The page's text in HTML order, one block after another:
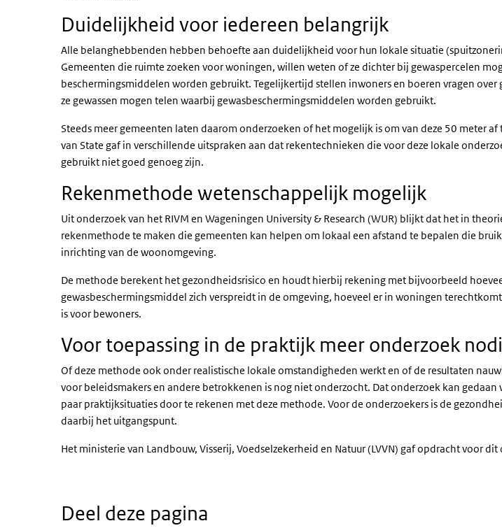
Duidelijkheid voor iedereen belangrijk
Alle belanghebbenden hebben behoefte aan duidelijkheid voor hun lokale situatie
Gemeenten die ruimte zoeken voor woningen, willen weten of ze dichter bij gewaspercelen
beschermingsmiddelen worden gebruikt. Tegelijkertijd stellen inwoners en boeren vragen over
ze gewassen mogen telen waarbij gewasbeschermingsmiddelen worden gebruikt.
Steeds meer gemeenten laten daarom onderzoeken of het mogelijk is om van deze 50 meter af
van State gaf in verschillende uitspraken aan dat rekentechnieken die voor deze lokale
gebruikt niet goed genoeg zijn.
Rekenmethode wetenschappelijk mogelijk
Uit onderzoek van het RIVM en Wageningen University & Research (WUR) blijkt dat het in
rekenmethode te maken die gemeenten kan helpen om lokaal een afstand te bepalen die
inrichting van de woonomgeving.
De methode berekent het gezondheidsrisico en houdt hierbij rekening met bijvoorbeeld
gewasbeschermingsmiddel zich verspreidt in de omgeving, hoeveel er in woningen
is voor bewoners.
Voor toepassing in de praktijk meer onderzoek
Of deze methode ook onder realistische lokale omstandigheden werkt en of de resultaten
voor beleidsmakers en andere betrokkenen is nog niet onderzocht. Dat onderzoek kan gedaan
paar praktijksituaties door te rekenen met deze methode. Voor de onderzoekers is de
daarbij het uitgangspunt.
Het ministerie van Landbouw, Visserij, Voedselzekerheid en Natuur (LVVN) gaf opdracht voor dit
Deel deze pagina